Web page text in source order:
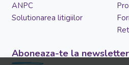
ANPC
Solutionarea litigiilor
Aboneaza-te la newsletter